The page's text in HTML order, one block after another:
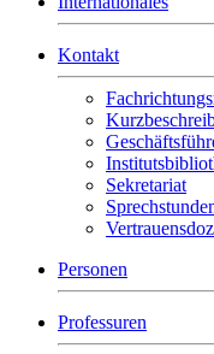
Kontakt
Sekretariat
Personen
Professuren